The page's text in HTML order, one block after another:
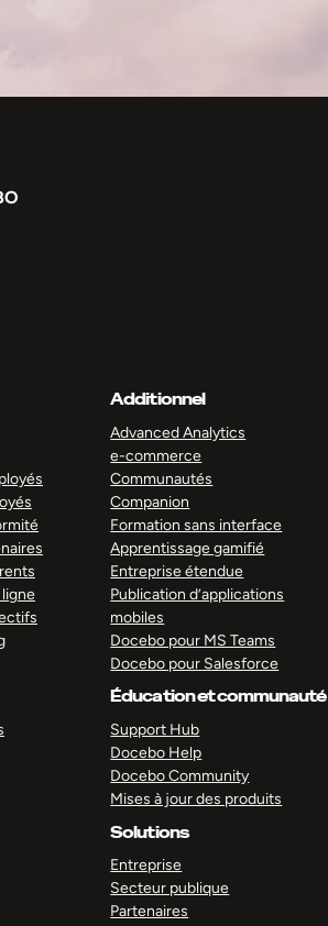
Additionnel
Advanced Analytics
e-commerce
Communautés
Companion
Formation sans interface
Apprentissage gamifié
Entreprise étendue
Publication d’applications
mobiles
Docebo pour MS Teams
Docebo pour Salesforce
Éducation et communauté
Support Hub
Docebo Help
Docebo Community
Mises à jour des produits
Solutions
Entreprise
Secteur publique
Partenaires